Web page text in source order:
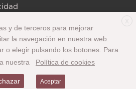
© Tots els drets reservats
ayuda?
y de terceros para mejorar
la navegación en nuestra web.
o elegir pulsando los botones. Para
nuestra
Política de cookies
Aceptar